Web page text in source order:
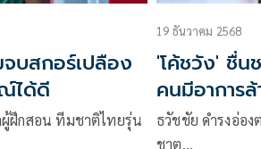
บสกอร์เปลือง
ได้ดี
ฝึกสอน ทีมชาติไทยรุ่น
19 ธันวาคม 2568
'โค้ชวัง' ชื่น
คนมีอาการ
ทองซีเกมส์
ธวัชชัย ดำรงอ่อ
ชาต…